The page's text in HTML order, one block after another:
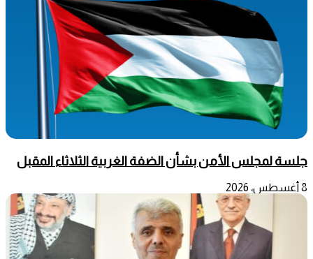
جلسة لمجلس الأمن بشأن الضفة الغربية الثلاثاء المقبل
8 أغسطس، 2026